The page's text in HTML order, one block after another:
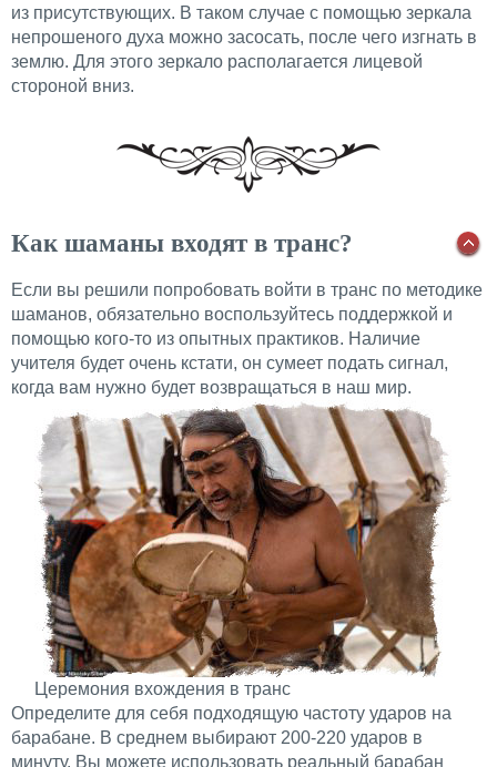
из присутствующих. В таком случае с помощью зеркала
непрошеного духа можно засосать, после чего изгнать в
землю. Для этого зеркало располагается лицевой
стороной вниз.
Как шаманы входят в транс?
Если вы решили попробовать войти в транс по методике
шаманов, обязательно воспользуйтесь поддержкой и
помощью кого-то из опытных практиков. Наличие
учителя будет очень кстати, он сумеет подать сигнал,
когда вам нужно будет возвращаться в наш мир.
Церемония вхождения в транс
Определите для себя подходящую частоту ударов на
барабане. В среднем выбирают 200-220 ударов в
минуту. Вы можете использовать реальный барабан